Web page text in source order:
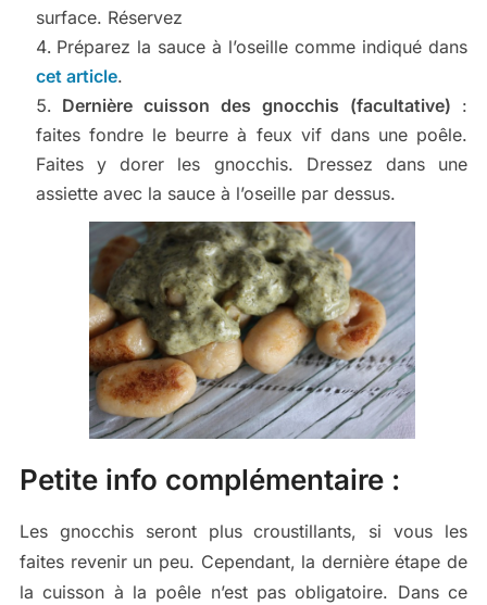
surface. Réservez
Préparez la sauce à l’oseille comme indiqué dans
cet article.
Dernière cuisson des gnocchis (facultative) :
faites fondre le beurre à feux vif dans une poêle.
Faites y dorer les gnocchis. Dressez dans une
assiette avec la sauce à l’oseille par dessus.
Petite info complémentaire :
Les gnocchis seront plus croustillants, si vous les
faites revenir un peu. Cependant, la dernière étape de
la cuisson à la poêle n’est pas obligatoire. Dans ce